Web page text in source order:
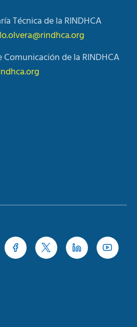
Técnica de la RINDHCA
Comunicación de la RINDHCA